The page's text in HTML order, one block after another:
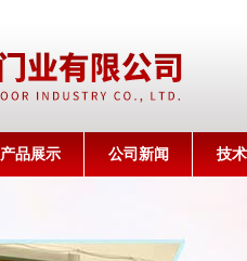
产品展示 公司新闻 技